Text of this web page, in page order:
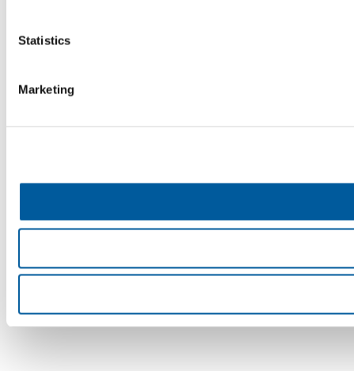
Statistics
Marketing